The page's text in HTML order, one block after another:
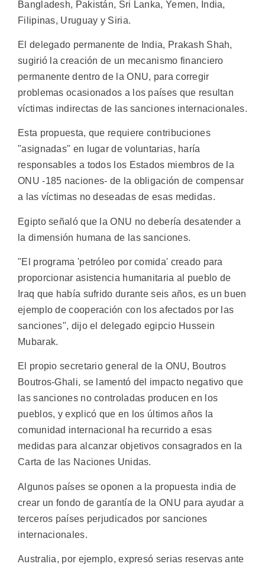
Bangladesh, Pakistán, Sri Lanka, Yemen, India,
Filipinas, Uruguay y Siria.
El delegado permanente de India, Prakash Shah,
sugirió la creación de un mecanismo financiero
permanente dentro de la ONU, para corregir
problemas ocasionados a los países que resultan
víctimas indirectas de las sanciones internacionales.
Esta propuesta, que requiere contribuciones
"asignadas" en lugar de voluntarias, haría
responsables a todos los Estados miembros de la
ONU -185 naciones- de la obligación de compensar
a las víctimas no deseadas de esas medidas.
Egipto señaló que la ONU no debería desatender a
la dimensión humana de las sanciones.
"El programa 'petróleo por comida' creado para
proporcionar asistencia humanitaria al pueblo de
Iraq que había sufrido durante seis años, es un buen
ejemplo de cooperación con los afectados por las
sanciones", dijo el delegado egipcio Hussein
Mubarak.
El propio secretario general de la ONU, Boutros
Boutros-Ghali, se lamentó del impacto negativo que
las sanciones no controladas producen en los
pueblos, y explicó que en los últimos años la
comunidad internacional ha recurrido a esas
medidas para alcanzar objetivos consagrados en la
Carta de las Naciones Unidas.
Algunos países se oponen a la propuesta india de
crear un fondo de garantía de la ONU para ayudar a
terceros países perjudicados por sanciones
internacionales.
Australia, por ejemplo, expresó serias reservas ante